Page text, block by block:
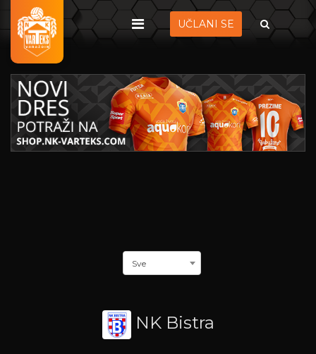
UČLANI SE
Sve
NK Bistra